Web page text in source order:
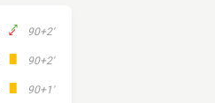
90+2'
90+2'
90+1'